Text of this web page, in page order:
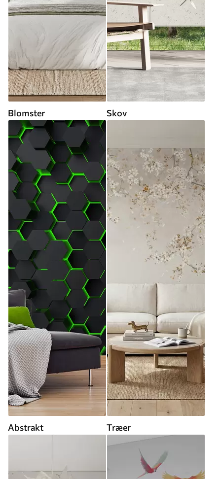
Blomster Skov
Abstrakt Træer